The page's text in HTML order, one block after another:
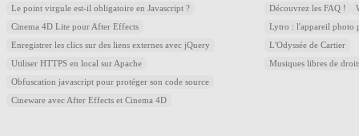
Le point virgule est-il obligatoire en Javascript ?
Cinema 4D Lite pour After Effects
Enregistrer les clics sur des liens externes avec jQuery
Utiliser HTTPS en local sur Apache
Obfuscation javascript pour protéger son code source
Cineware avec After Effects et Cinema 4D
Découvrez les FAQ !
Lytro : l'appareil photo
L'Odyssée de Cartier
Musiques libres de